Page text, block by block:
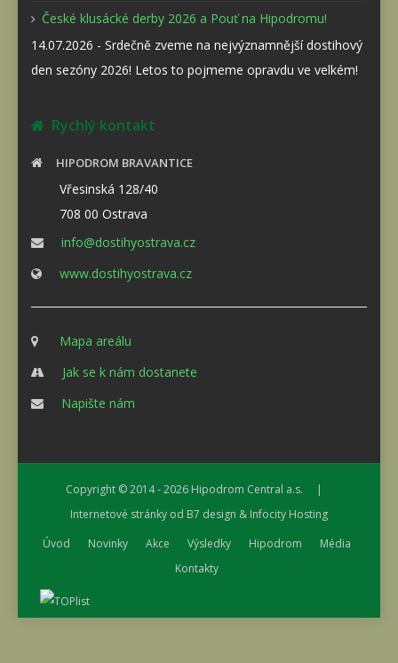
České klusácké derby 2026 a Pouť na Hipodromu!
14.07.2026 - Srdečně zveme na nejvýznamnější dostihový
den sezóny 2026! Letos to pojmeme opravdu ve velkém!
Rychlý kontakt
HIPODROM BRAVANTICE
Vřesinská 128/40
708 00 Ostrava
info@dostihyostrava.cz
www.dostihyostrava.cz
Mapa areálu
Jak se k nám dostanete
Napište nám
Copyright © 2014 - 2026 Hipodrom Central a.s. |
Internetové stránky od B7 design & Infocity Hosting
Úvod
Novinky Akce Výsledky Hipodrom
Média
Kontakty